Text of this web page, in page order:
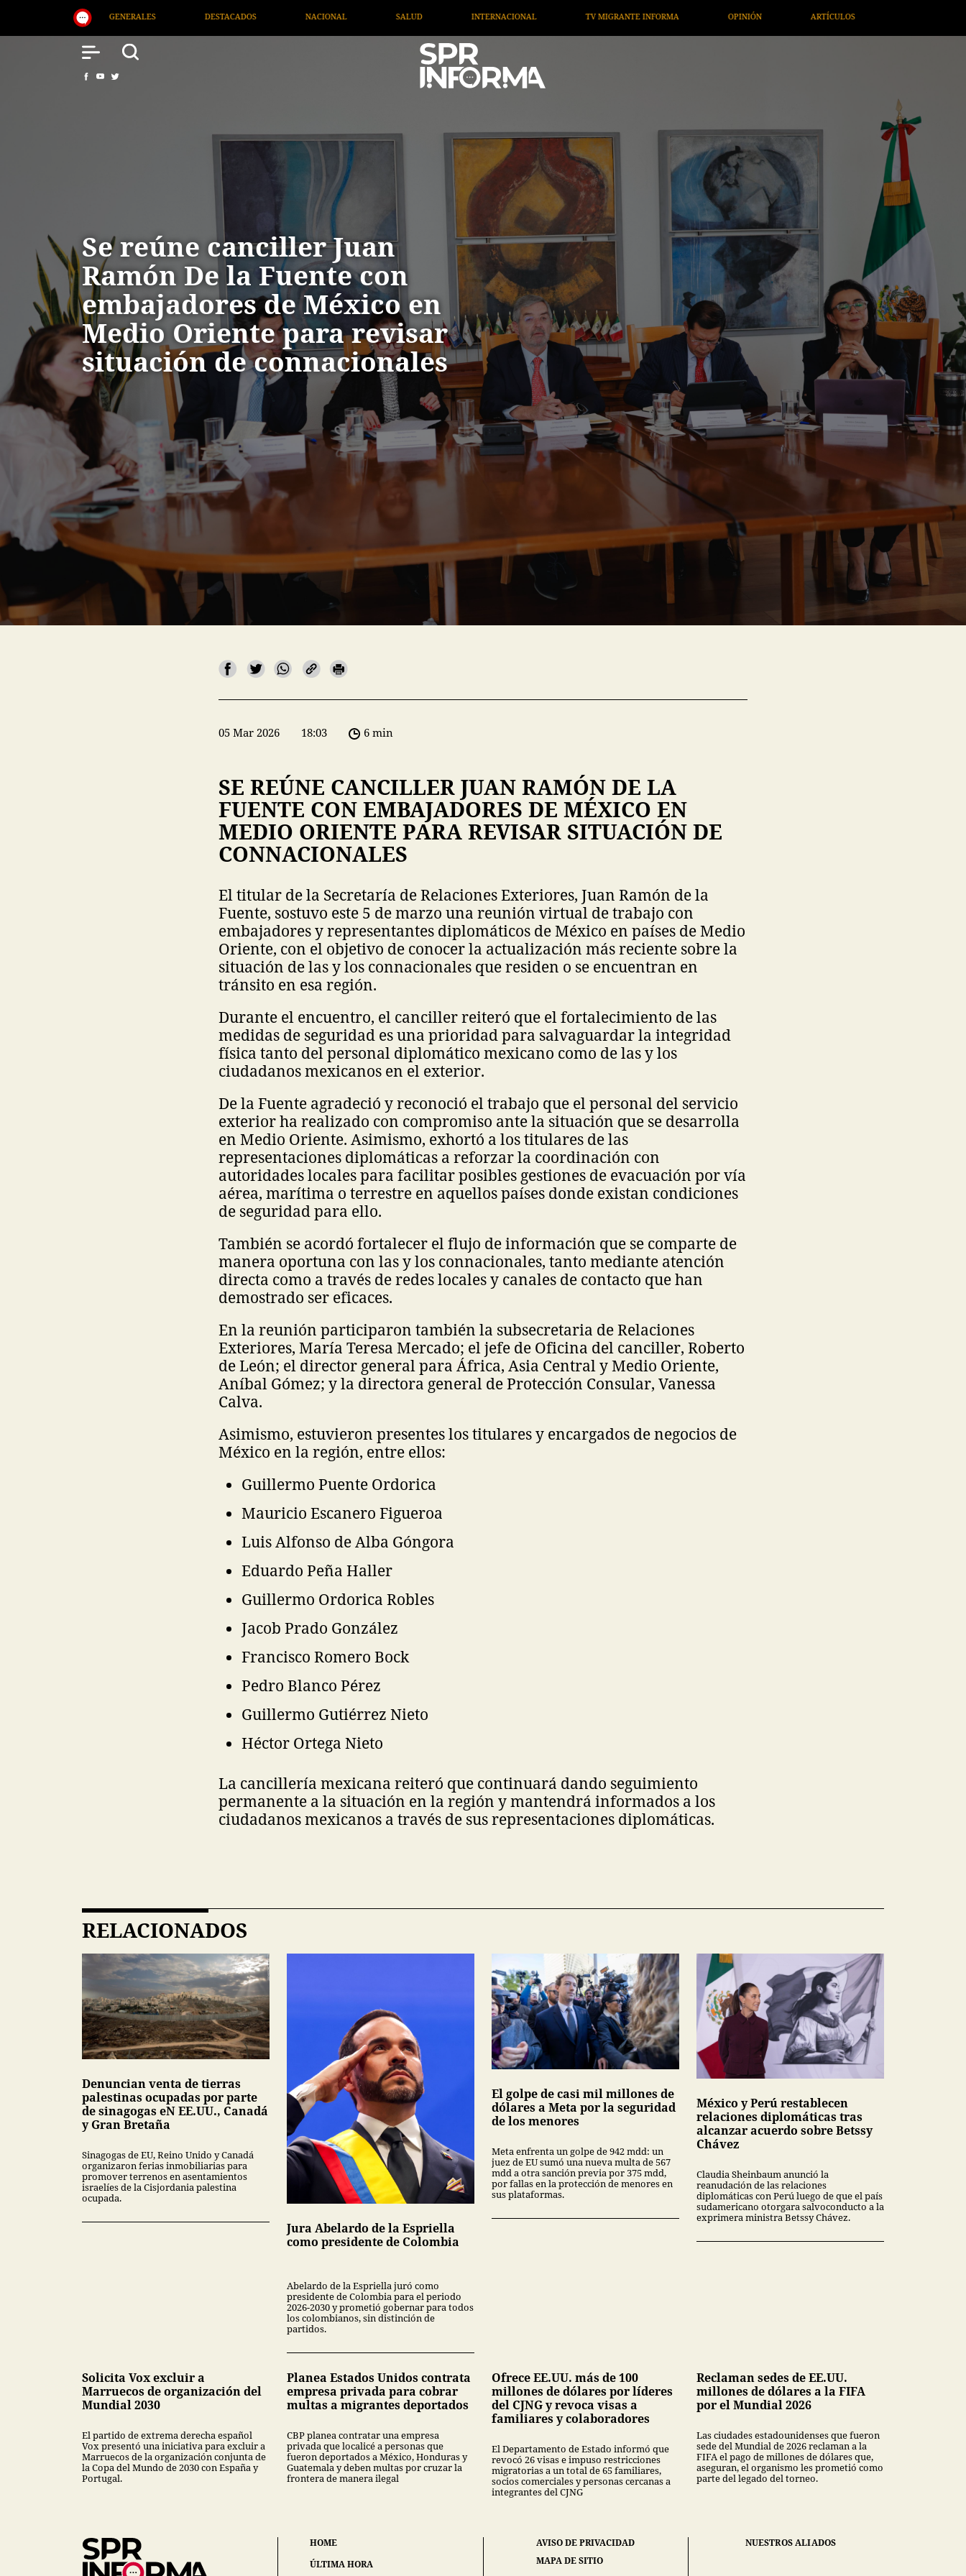
NACIONAL SALUD INTERNACIONAL TV MIGRANTE INFORMA OPINIÓN ARTÍCULOS ARTE / ENTRETENIMIENTO
Se reúne canciller Juan
Ramón De la Fuente con
embajadores de México en
Medio Oriente para revisar
situación de connacionales
05 Mar 2026 18:03 6 min
SE REÚNE CANCILLER JUAN RAMÓN DE LA
FUENTE CON EMBAJADORES DE MÉXICO EN
MEDIO ORIENTE PARA REVISAR SITUACIÓN DE
CONNACIONALES
El titular de la Secretaría de Relaciones Exteriores, Juan Ramón de la
Fuente, sostuvo este 5 de marzo una reunión virtual de trabajo con
embajadores y representantes diplomáticos de México en países de Medio
Oriente, con el objetivo de conocer la actualización más reciente sobre la
situación de las y los connacionales que residen o se encuentran en
tránsito en esa región.
Durante el encuentro, el canciller reiteró que el fortalecimiento de las
medidas de seguridad es una prioridad para salvaguardar la integridad
física tanto del personal diplomático mexicano como de las y los
ciudadanos mexicanos en el exterior.
De la Fuente agradeció y reconoció el trabajo que el personal del servicio
exterior ha realizado con compromiso ante la situación que se desarrolla
en Medio Oriente. Asimismo, exhortó a los titulares de las
representaciones diplomáticas a reforzar la coordinación con
autoridades locales para facilitar posibles gestiones de evacuación por vía
aérea, marítima o terrestre en aquellos países donde existan condiciones
de seguridad para ello.
También se acordó fortalecer el flujo de información que se comparte de
manera oportuna con las y los connacionales, tanto mediante atención
directa como a través de redes locales y canales de contacto que han
demostrado ser eficaces.
En la reunión participaron también la subsecretaria de Relaciones
Exteriores, María Teresa Mercado; el jefe de Oficina del canciller, Roberto
de León; el director general para África, Asia Central y Medio Oriente,
Aníbal Gómez; y la directora general de Protección Consular, Vanessa
Calva.
Asimismo, estuvieron presentes los titulares y encargados de negocios de
México en la región, entre ellos:
Guillermo Puente Ordorica
Mauricio Escanero Figueroa
Luis Alfonso de Alba Góngora
Eduardo Peña Haller
Guillermo Ordorica Robles
Jacob Prado González
Francisco Romero Bock
Pedro Blanco Pérez
Guillermo Gutiérrez Nieto
Héctor Ortega Nieto
La cancillería mexicana reiteró que continuará dando seguimiento
permanente a la situación en la región y mantendrá informados a los
ciudadanos mexicanos a través de sus representaciones diplomáticas.
RELACIONADOS
Denuncian venta de tierras
palestinas ocupadas por parte
de sinagogas eN EE.UU., Canadá
y Gran Bretaña
Sinagogas de EU, Reino Unido y Canadá
organizaron ferias inmobiliarias para
promover terrenos en asentamientos
israelíes de la Cisjordania palestina
ocupada.
Jura Abelardo de la Espriella
como presidente de Colombia
Abelardo de la Espriella juró como
presidente de Colombia para el periodo
2026-2030 y prometió gobernar para todos
los colombianos, sin distinción de
partidos.
El golpe de casi mil millones de
dólares a Meta por la seguridad
de los menores
Meta enfrenta un golpe de 942 mdd: un
juez de EU sumó una nueva multa de 567
mdd a otra sanción previa por 375 mdd,
por fallas en la protección de menores en
sus plataformas.
México y Perú restablecen
relaciones diplomáticas tras
alcanzar acuerdo sobre Betssy
Chávez
Claudia Sheinbaum anunció la
reanudación de las relaciones
diplomáticas con Perú luego de que el país
sudamericano otorgara salvoconducto a la
exprimera ministra Betssy Chávez.
Solicita Vox excluir a
Marruecos de organización del
Mundial 2030
El partido de extrema derecha español
Vox presentó una iniciativa para excluir a
Marruecos de la organización conjunta de
la Copa del Mundo de 2030 con España y
Portugal.
Planea Estados Unidos contrata
empresa privada para cobrar
multas a migrantes deportados
CBP planea contratar una empresa
privada que localicé a personas que
fueron deportados a México, Honduras y
Guatemala y deben multas por cruzar la
frontera de manera ilegal
Ofrece EE.UU. más de 100
millones de dólares por líderes
del CJNG y revoca visas a
familiares y colaboradores
El Departamento de Estado informó que
revocó 26 visas e impuso restricciones
migratorias a un total de 65 familiares,
socios comerciales y personas cercanas a
integrantes del CJNG
Reclaman sedes de EE.UU.
millones de dólares a la FIFA
por el Mundial 2026
Las ciudades estadounidenses que fueron
sede del Mundial de 2026 reclaman a la
FIFA el pago de millones de dólares que,
aseguran, el organismo les prometió como
parte del legado del torneo.
HOME
ÚLTIMA HORA
AVISO DE PRIVACIDAD
MAPA DE SITIO
NUESTROS ALIADOS